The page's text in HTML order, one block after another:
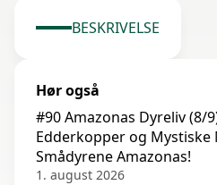
BESKRIVELSE
Hør også
#90 Amazonas Dyreliv (8/
Edderkopper og Mystiske
Smådyrene Amazonas!
1. august 2026